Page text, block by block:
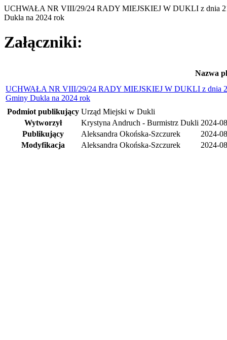
UCHWAŁA NR VIII/29/24 RADY MIEJSKIEJ W DUKLI z dnia
Dukla na 2024 rok
Załączniki:
Nazwa
UCHWAŁA NR VIII/29/24 RADY MIEJSKIEJ W DUKLI z dnia
Gminy Dukla na 2024 rok
Podmiot publikujący Urząd Miejski w Dukli
Wytworzył
Krystyna Andruch - Burmistrz Dukli 2024-
Publikujący
Aleksandra Okońska-Szczurek
2024-
Modyfikacja
Aleksandra Okońska-Szczurek 2024-